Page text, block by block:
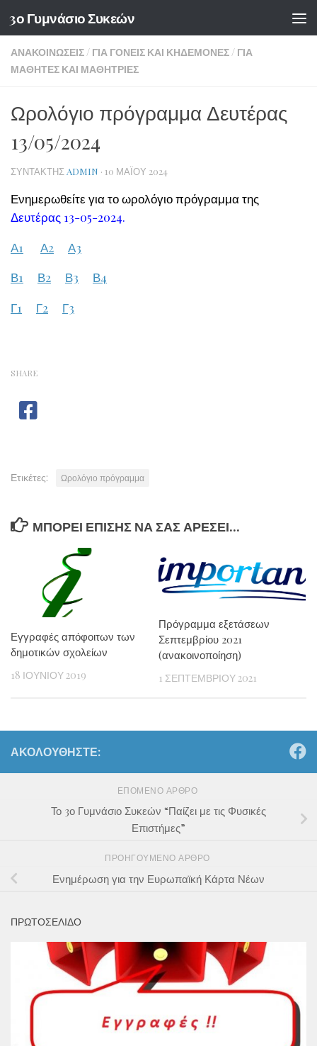
Skip to content
3ο Γυμνάσιο Συκεών
ΑΝΑΚΟΙΝΏΣΕΙΣ/ ΓΙΑ ΓΟΝΕΊΣ ΚΑΙ ΚΗΔΕΜΌΝΕΣ/ ΓΙΑ
ΜΑΘΗΤΈΣ ΚΑΙ ΜΑΘΉΤΡΙΕΣ
Ωρολόγιο πρόγραμμα Δευτέρας
13/05/2024
ΣΥΝΤΆΚΤΗΣ ADMIN · 10 ΜΑΪ́ΟΥ 2024
Ενημερωθείτε για το ωρολόγιο πρόγραμμα της
Δευτέρας 13-05-2024.
Α1
Α2
Α3
Β1
Β2 Β3
Β4
Γ1
Γ2 Γ3
SHARE
Ετικέτες: Ωρολόγιο πρόγραμμα
ΜΠΟΡΕΊ ΕΠΊΣΗΣ ΝΑ ΣΑΣ ΑΡΈΣΕΙ...
Εγγραφές απόφοιτων των
δημοτικών σχολείων
18 ΙΟΥΝΊΟΥ 2019
Πρόγραμμα εξετάσεων
Σεπτεμβρίου 2021
(ανακοινοποίηση)
1 ΣΕΠΤΕΜΒΡΊΟΥ 2021
ΑΚΟΛΟΥΘΉΣΤΕ:
ΕΠΌΜΕΝΟ ΆΡΘΡΟ
Το 3ο Γυμνάσιο Συκεών “Παίζει με τις Φυσικές
Επιστήμες”
ΠΡΟΗΓΟΎΜΕΝΟ ΆΡΘΡΟ
Ενημέρωση για την Ευρωπαϊκή Κάρτα Νέων
ΠΡΩΤΟΣΕΛΙΔΟ